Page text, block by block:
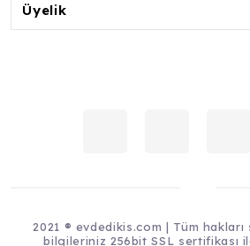
Üyelik
2021 ® evdedikis.com | Tüm hakları
bilgileriniz 256bit SSL sertifikası